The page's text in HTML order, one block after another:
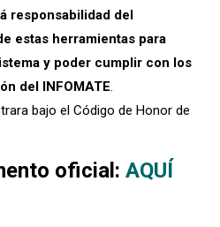
responsabilidad del
estas herramientas para
y poder cumplir con los
del INFOMATE.
bajo el Código de Honor de
oficial: AQUÍ